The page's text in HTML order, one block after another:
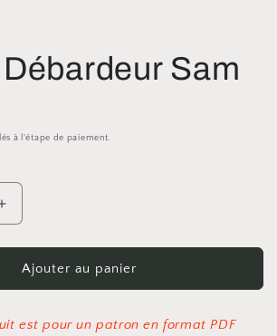
Sam
à l'étape de paiement.
Augmenter
la
quantité
Patron
Sam
Ajouter au panier
est pour un patron en format PDF